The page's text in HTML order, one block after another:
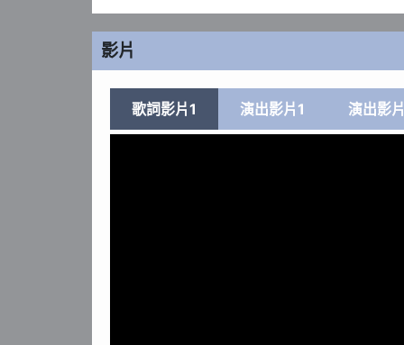
影片
歌詞影片1 演出影片1 演出影